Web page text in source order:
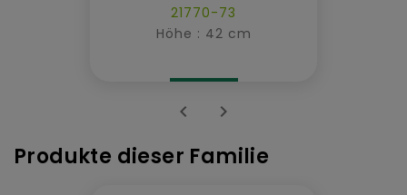
21770-73
Höhe : 42 cm
 
Produkte dieser Familie